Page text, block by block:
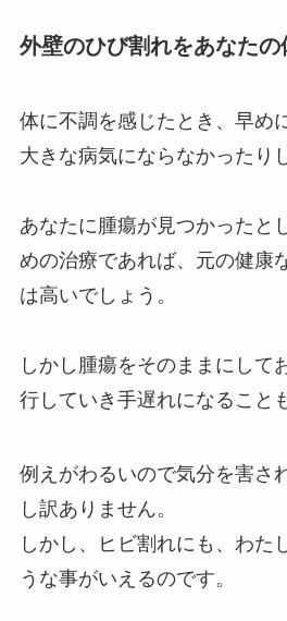
外壁のひび割れをあなた
体に不調を感じたとき、早め
大きな病気にならなかったり
あなたに腫瘍が見つかったと
めの治療であれば、元の健康
は高いでしょう。
しかし腫瘍をそのままにして
行していき手遅れになること
例えがわるいので気分を害さ
し訳ありません。
しかし、ヒビ割れにも、わた
うな事がいえるのです。